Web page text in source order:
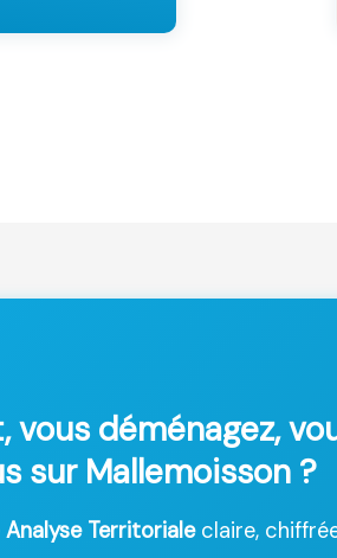
déménagez,
sur Mallemoisson ?
Analyse Territorialeclaire,